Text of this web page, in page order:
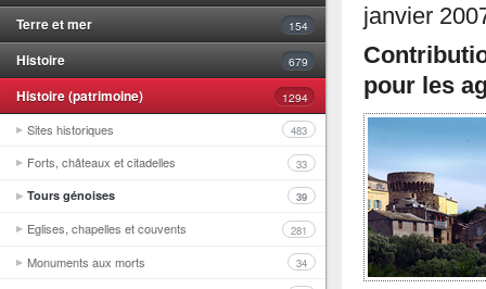
Terre et mer 154
Histoire 679
Histoire (patrimoine) 1294
Sites historiques 483
Forts, châteaux et citadelles 33
Tours génoises 39
Eglises, chapelles et couvents 281
Monuments aux morts 34
janvier
pour les